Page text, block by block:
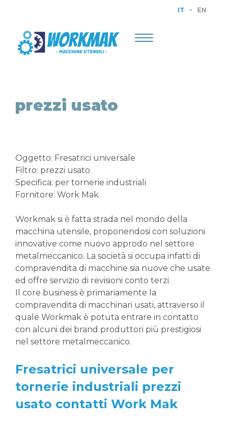
IT - EN
Toggle
prezzi usato
Oggetto: Fresatrici universale
Filtro: prezzi usato
Specifica: per tornerie industriali
Fornitore: Work Mak
Workmak si è fatta strada nel mondo della
macchina utensile, proponendosi con soluzioni
innovative come nuovo approdo nel settore
metalmeccanico. La società si occupa infatti di
compravendita di macchine sia nuove che usate
ed offre servizio di revisioni conto terzi.
Il core business è primariamente la
compravendita di macchinari usati, attraverso il
quale Workmak è potuta entrare in contatto
con alcuni dei brand produttori più prestigiosi
nel settore metalmeccanico.
Fresatrici universale per
tornerie industriali prezzi
usato contatti Work Mak